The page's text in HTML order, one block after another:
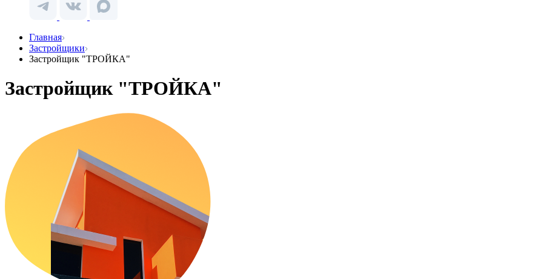
Главная
Застройщики
Застройщик "ТРОЙКА"
Застройщик "ТРОЙКА"